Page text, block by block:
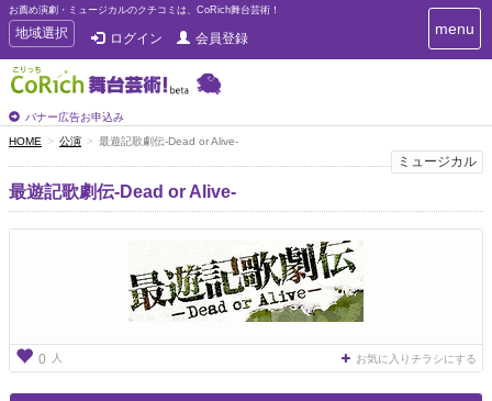
お薦め演劇・ミュージカルのクチコミは、CoRich舞台芸術！
T
o
g
g
e
n
a
v
i
地域選択 ログイン 会員登録
バナー広告お申込み
T
o
n
i
n
menu
HOME 公演 最遊記歌劇伝-Dead or Alive-
ミュージカル
最遊記歌劇伝-Dead or Alive-
0 人 お気に入りチラシにする